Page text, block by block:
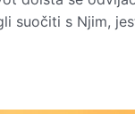
suočiti s Njim,